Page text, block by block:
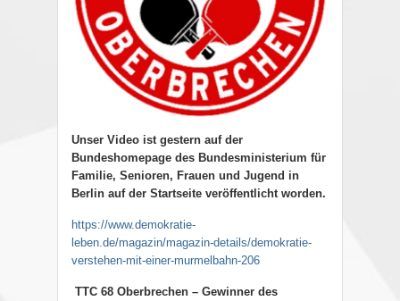
Unser Video ist gestern auf der
Bundeshomepage des Bundesministerium für
Familie, Senioren, Frauen und Jugend in
Berlin auf der Startseite veröffentlicht worden.
https://www.demokratie-
leben.de/magazin/magazin-details/demokratie-
verstehen-mit-einer-murmelbahn-206
TTC 68 Oberbrechen – Gewinner des